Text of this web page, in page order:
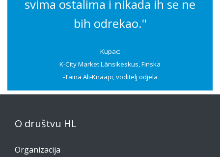
svima ostalima i nikada ih se ne
bih odrekao."
Kupac:
K-City Market Länsikeskus, Finska
-Taina Ali-Knaapi, voditelj odjela
O društvu HL
Organizacija